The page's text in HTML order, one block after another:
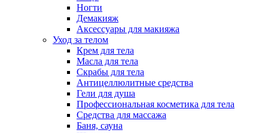
Ногти
Демакияж
Аксессуары для макияжа
Уход за телом
Крем для тела
Масла для тела
Скрабы для тела
Антицеллюлитные средства
Гели для душа
Профессиональная косметика для тела
Средства для массажа
Баня, сауна